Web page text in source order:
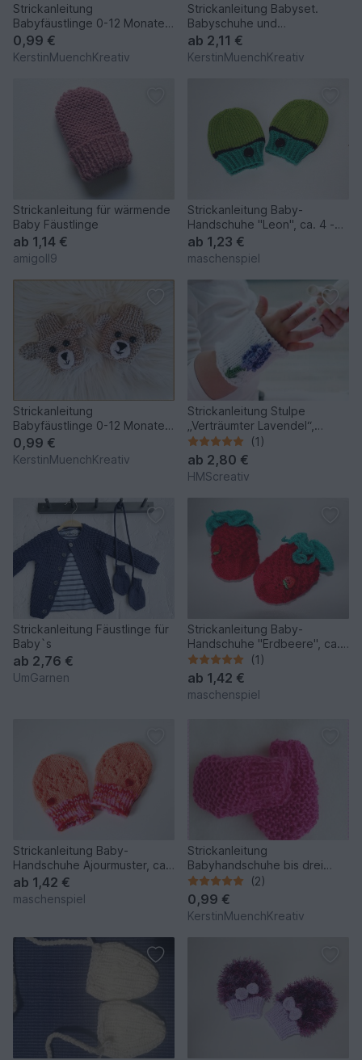
Strickanleitung
Babyfäustlinge 0-12 Monate -
Schritt für Schritt Anleitung
0,99 €
KerstinMuenchKreativ
Strickanleitung Babyset.
Babyschuhe und
Babyhandschuhe bis 3
Monate
ab 2,11 €
KerstinMuenchKreativ
Strickanleitung für wärmende
Baby Fäustlinge
ab 1,14 €
amigoll9
Strickanleitung Baby-
Handschuhe "Leon", ca. 4 -
10 Monate
ab 1,23 €
maschenspiel
Strickanleitung
Babyfäustlinge 0-12 Monate -
ausführliche Anleitung
0,99 €
KerstinMuenchKreativ
Strickanleitung Stulpe
„Verträumter Lavendel“,
Provenzalische Stulpen für
kalte Hände
(1)
ab 2,80 €
HMScreativ
Strickanleitung Fäustlinge für
Baby`s
ab 2,76 €
UmGarnen
Strickanleitung Baby-
Handschuhe "Erdbeere", ca.
4 - 10 Monate
(1)
ab 1,42 €
maschenspiel
Strickanleitung Baby-
Handschuhe Ajourmuster, ca.
3 - 10 Monate
ab 1,42 €
maschenspiel
Strickanleitung
Babyhandschuhe bis drei
Monate tragbar
(2)
0,99 €
KerstinMuenchKreativ